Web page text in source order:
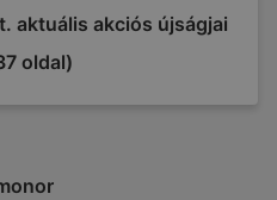
aktuális akciós újságjai
oldal)